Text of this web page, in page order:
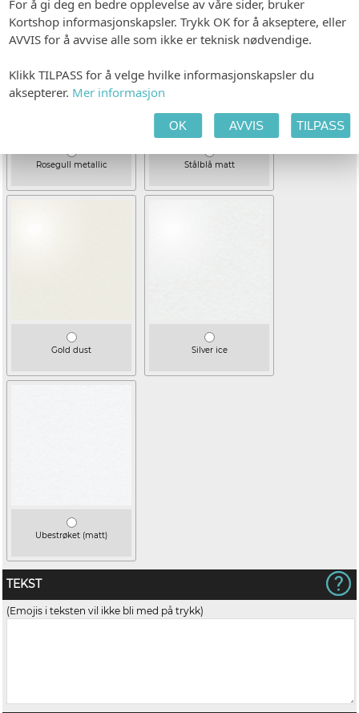
Rosegull metallic Stålblå matt
Gold dust Silver ice
Ubestrøket (matt)
TEKST
(Emojis i teksten vil ikke bli med på trykk)
For å gi deg en bedre opplevelse av våre sider, bruker
Kortshop informasjonskapsler. Trykk OK for å akseptere, eller
AVVIS for å avvise alle som ikke er teknisk nødvendige.
Klikk TILPASS for å velge hvilke informasjonskapsler du
aksepterer. Mer informasjon
OK AVVIS TILPASS